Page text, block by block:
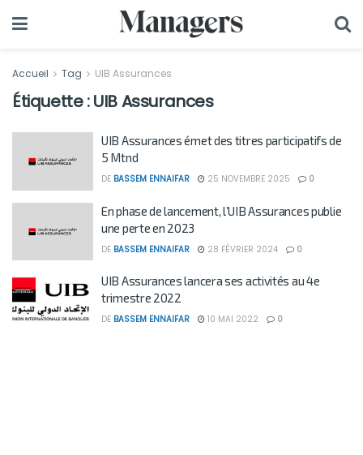
Accueil Tag UIB Assurances
Étiquette :UIB Assurances
UIB Assurances émet des titres participatifs de
5 Mtnd
DE BASSEM ENNAIFAR 25 NOVEMBRE 2025 0
En phase de lancement, l’UIB Assurances publie
une perte en 2023
DE BASSEM ENNAIFAR 28 FÉVRIER 2024 0
UIB Assurances lancera ses activités au 4e
trimestre 2022
DE BASSEM ENNAIFAR 10 MAI 2022 0